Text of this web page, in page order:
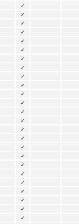
✓
✓
✓
✓
✓
✓
✓
✓
✓
✓
✓
✓
✓
✓
✓
✓
✓
✓
✓
✓
✓
✓
✓
✓
✓